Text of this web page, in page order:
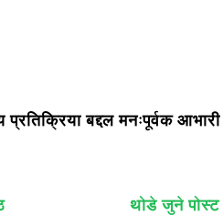
बद्दल मनःपूर्वक आभारी
थोडे जुने पोस्ट